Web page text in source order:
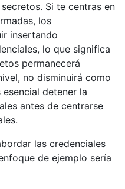
Si te centras en
los
insertando
lo que significa
permanecerá
no disminuirá como
detener la
antes de centrarse
las credenciales
de ejemplo sería